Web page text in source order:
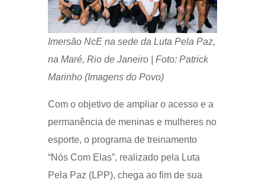
Imersão NcE na sede da Luta Pela Paz,
na Maré, Rio de Janeiro | Foto: Patrick
Marinho (Imagens do Povo)
Com o objetivo de ampliar o acesso e a
permanência de meninas e mulheres no
esporte, o programa de treinamento
“Nós Com Elas”, realizado pela Luta
Pela Paz (LPP), chega ao fim de sua